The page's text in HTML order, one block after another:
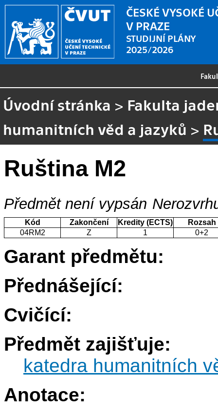
ČESKÉ VYSOKÉ
V PRAZE
STUDIJNÍ PLÁNY
2025/2026
Úvodní stránka > Fakulta
humanitních věd a jazyků >
Ruština M2
Předmět není vypsán
Kód Zakončení Kredity (ECTS)
Rozsah
04RM2
Z 1 0+2
Garant předmětu:
Přednášející:
Cvičící:
Předmět zajišťuje:
katedra humanitních
Anotace: